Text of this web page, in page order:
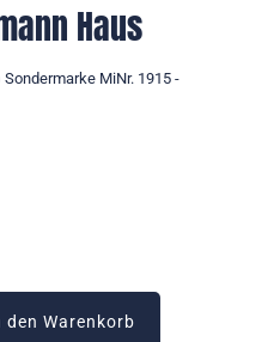
Haus
MiNr. 1915 -
den Warenkorb